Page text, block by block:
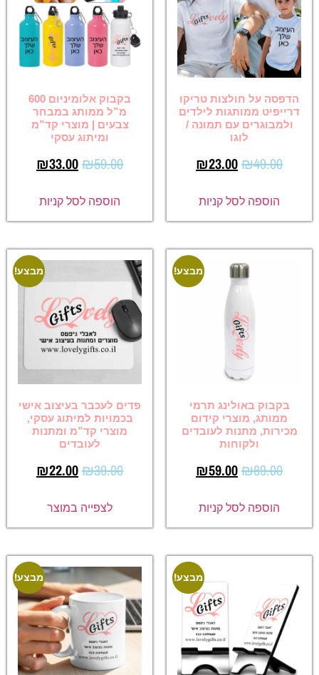
הדפסה על חולצות טריקו
דרייפיט ממותגות לילדים
ולמבוגרים עם תמונה /
לוגו
₪49.00
₪23.00
הוספה לסל קניות
בקבוק אלומיניום 600
מ”ל ממותג במבחר
צבעים | מוצרי קד”מ
ומיתוג עסקי
₪59.00
₪33.00
הוספה לסל קניות
מבצע!
בקבוק באולינג תרמי
ממותג, מוצרי קידום
מכירות, מתנות לעובדים
ולקוחות
₪89.00
₪59.00
הוספה לסל קניות
מבצע!
פדים לעכבר בעיצוב אישי
בכמויות למיתוג עסקי,
מוצרי קד”מ ומתנות
לעובדים
₪39.00
₪22.00
לצפייה במוצר
מבצע! מבצע!